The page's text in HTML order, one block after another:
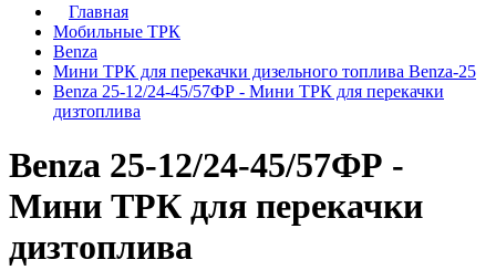
Главная
Мобильные ТРК
Benza
Мини ТРК для перекачки дизельного топлива Benza-25
Benza 25-12/24-45/57ФР - Мини ТРК для перекачки
дизтоплива
Benza 25-12/24-45/57ФР -
Мини ТРК для перекачки
дизтоплива